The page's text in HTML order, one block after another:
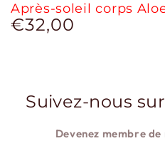
Après-soleil corps
Prix
€32,00
Suivez-nous
Devenez membre